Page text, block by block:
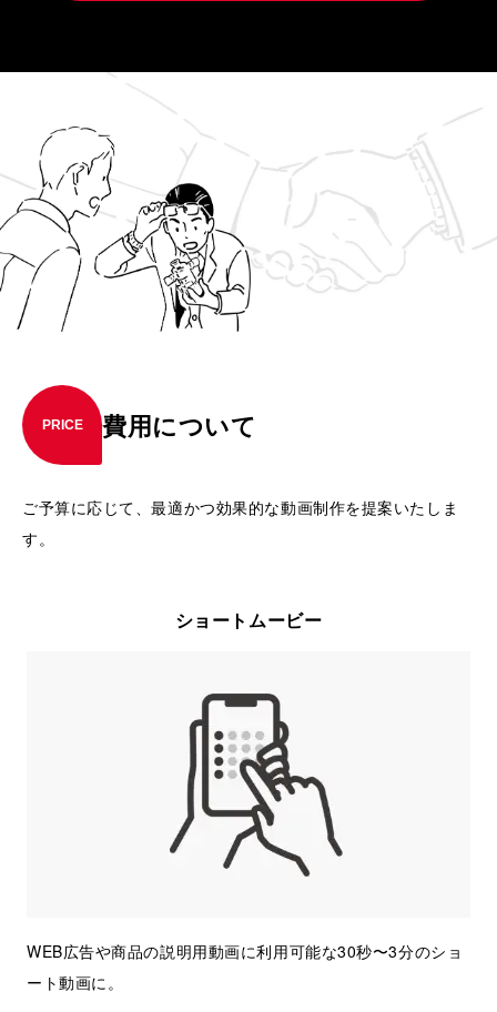
PRICE 費用について
ご予算に応じて、最適かつ効果的な動画制作を提案いたしま
す。
ショートムービー
WEB広告や商品の説明用動画に利用可能な30秒〜3分のショ
ート動画に。